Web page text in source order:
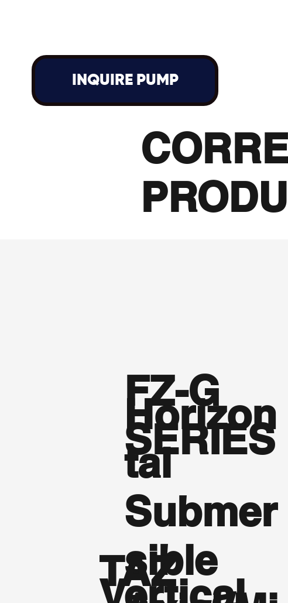
INQUIRE PUMP
FZ-G
SERIES
Horizon
tal
Submer
sible
TAZ